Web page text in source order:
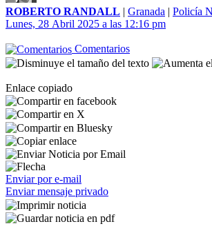
ROBERTO RANDALL | Granada | Policía
Lunes, 28 Abril 2025 a las 12:16 pm
Comentarios
Enlace copiado
Enviar por e-mail
Enviar mensaje privado